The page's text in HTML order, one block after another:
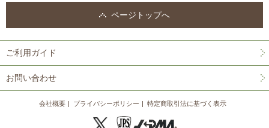
ページトップへ
ご利用ガイド
お問い合わせ
会社概要 プライバシーポリシー 特定商取引法に基づく表示